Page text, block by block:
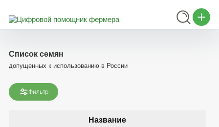
Список семян
допущенных к использованию в России
Фильтр